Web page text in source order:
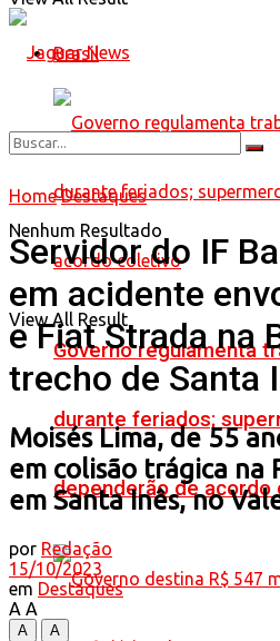
Brasil
Governo regulamenta
durante feriados;
dependerão de acordo
Nenhum Resultado
View All Result
Home Destaques
Servidor do IF
em acidente
e Fiat Strada na
trecho de Santa
Moisés Lima, de 55
em colisão trágica na
em Santa Inês, no
por Redação
15/10/2023
em Destaques
A A
A
A